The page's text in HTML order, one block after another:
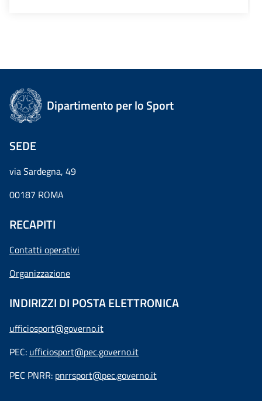
Dipartimento per lo Sport
SEDE
via Sardegna, 49
00187 ROMA
RECAPITI
Contatti operativi
Organizzazione
INDIRIZZI DI POSTA ELETTRONICA
ufficiosport@governo.it
PEC: ufficiosport@pec.governo.it
PEC PNRR: pnrrsport@pec.governo.it